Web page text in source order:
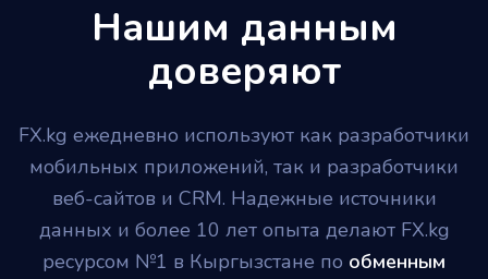
Нашим данным
доверяют
FX.kg ежедневно используют как разработчики
мобильных приложений, так и разработчики
веб-сайтов и CRM. Надежные источники
данных и более 10 лет опыта делают FX.kg
ресурсом №1 в Кыргызстане по обменным